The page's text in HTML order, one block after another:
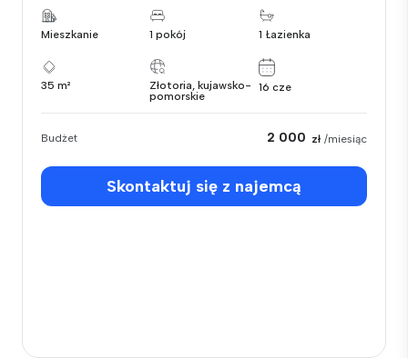
Mieszkanie 1 pokój 1 Łazienka
35 m²
Złotoria, kujawsko-
pomorskie
16 cze
Budżet 2 000 zł /miesiąc
Skontaktuj się z najemcą